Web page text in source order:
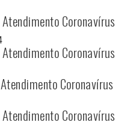
Coronavírus
Coronavírus
Coronavírus
Coronavírus